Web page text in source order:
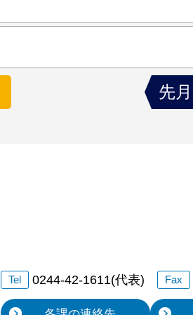
先月
Tel 0244-42-1611(代表) Fax